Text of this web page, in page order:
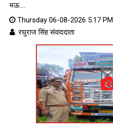
मऊ....
Thursday 06-08-2026 5:17 PM
: रघुराज सिंह संवाददाता